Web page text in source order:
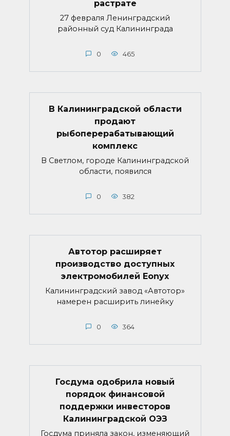
растрате
27 февраля Ленинградский
районный суд Калининграда
0 465
В Калининградской области
продают
рыбоперерабатывающий
комплекс
В Светлом, городе Калининградской
области, появился
0 382
Автотор расширяет
производство доступных
электромобилей Eonyx
Калининградский завод «Автотор»
намерен расширить линейку
0 364
Госдума одобрила новый
порядок финансовой
поддержки инвесторов
Калининградской ОЭЗ
Госдума приняла закон, изменяющий